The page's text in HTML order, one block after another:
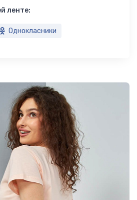
ленте:
Однокласники